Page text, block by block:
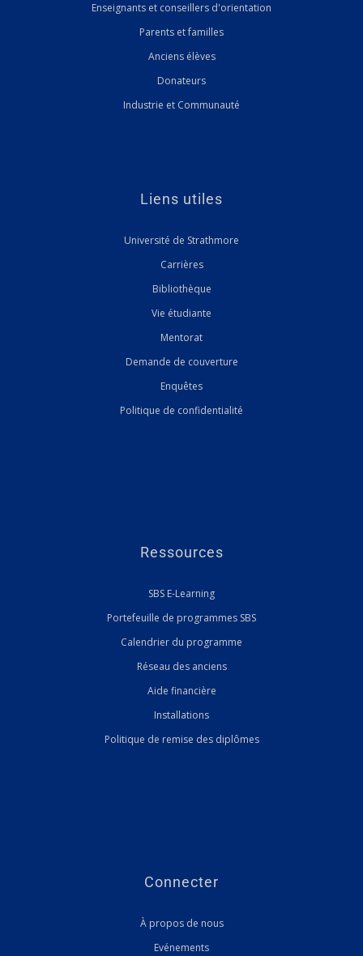
Enseignants et conseillers d'orientation
Parents et familles
Anciens élèves
Donateurs
Industrie et Communauté
Liens utiles
Université de Strathmore
Carrières
Bibliothèque
Vie étudiante
Mentorat
Demande de couverture
Enquêtes
Politique de confidentialité
Ressources
SBS E-Learning
Portefeuille de programmes SBS
Calendrier du programme
Réseau des anciens
Aide financière
Installations
Politique de remise des diplômes
Connecter
À propos de nous
Evénements